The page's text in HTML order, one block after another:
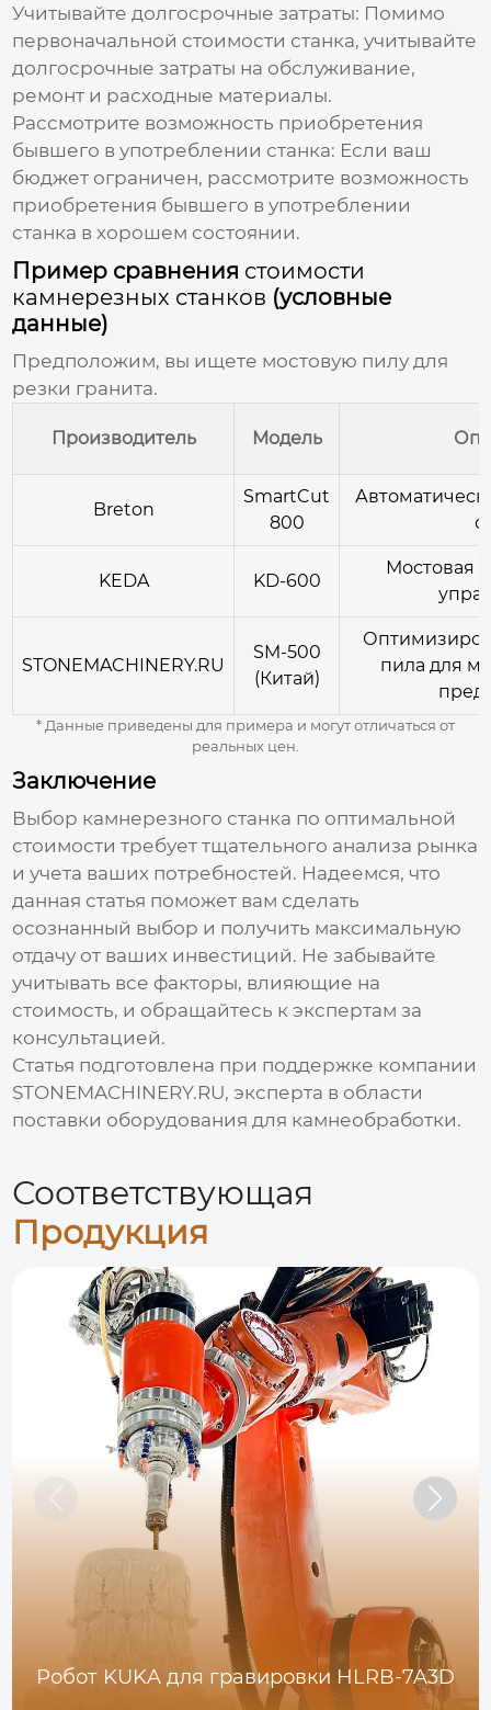
Учитывайте долгосрочные затраты: Помимо
первоначальной стоимости станка, учитывайте
долгосрочные затраты на обслуживание,
ремонт и расходные материалы.
Рассмотрите возможность приобретения
бывшего в употреблении станка: Если ваш
бюджет ограничен, рассмотрите возможность
приобретения бывшего в употреблении
станка в хорошем состоянии.
Пример сравнения стоимости
камнерезных станков (условные
данные)
Предположим, вы ищете мостовую пилу для
резки гранита.
Производитель Модель
Breton
SmartCut
800
с
KEDA KD-600
Мостовая
STONEMACHINERY.RU
SM-500
(Китай)
пила для
* Данные приведены для примера и могут отличаться от
реальных цен.
Заключение
Выбор камнерезного станка по оптимальной
стоимости требует тщательного анализа рынка
и учета ваших потребностей. Надеемся, что
данная статья поможет вам сделать
осознанный выбор и получить максимальную
отдачу от ваших инвестиций. Не забывайте
учитывать все факторы, влияющие на
стоимость, и обращайтесь к экспертам за
консультацией.
Статья подготовлена при поддержке компании
STONEMACHINERY.RU, эксперта в области
поставки оборудования для камнеобработки.
Соответствующая
Продукция
Робот KUKA для гравировки HLRB-7A3D